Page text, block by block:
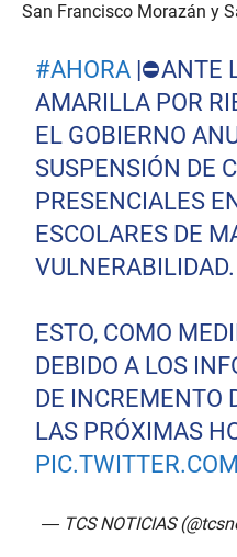
San Francisco Morazán y
#AHORA |⛔️ANTE
AMARILLA POR
EL GOBIERNO
SUSPENSIÓN DE
PRESENCIALES
ESCOLARES DE
VULNERABILIDAD.
ESTO, COMO
DEBIDO A LOS
DE INCREMENTO
LAS PRÓXIMAS
— TCS NOTICIAS